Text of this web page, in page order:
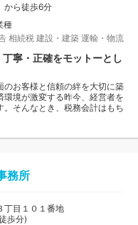
から徒歩6分
種
相続税 建設・建築 運輸・物流
寧・正確をモットーとし
お客様と信頼の絆を大切に築
境が激変する昨今、経営者を
そんなとき、税務会計はもち
務所
丁目１０１番地
歩分)